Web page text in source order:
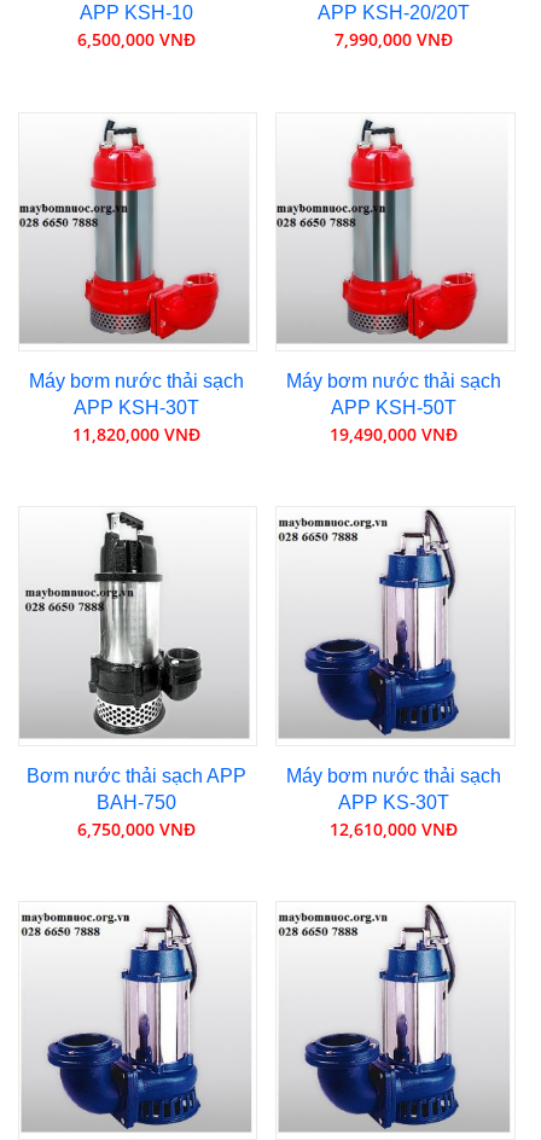
APP KSH-10
6,500,000 VNĐ
APP KSH-20/20T
7,990,000 VNĐ
Máy bơm nước thải sạch
APP KSH-30T
11,820,000 VNĐ
Máy bơm nước thải sạch
APP KSH-50T
19,490,000 VNĐ
Bơm nước thải sạch APP
BAH-750
6,750,000 VNĐ
Máy bơm nước thải sạch
APP KS-30T
12,610,000 VNĐ